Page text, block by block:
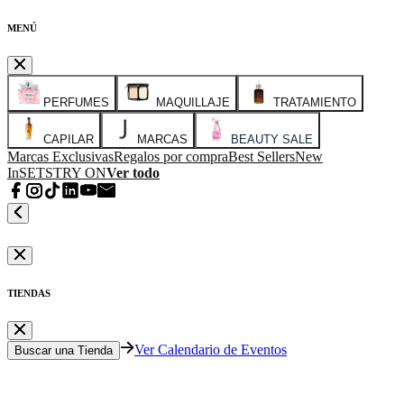
MENÚ
PERFUMES MAQUILLAJE TRATAMIENTO
CAPILAR MARCAS BEAUTY SALE
Marcas ExclusivasRegalos por compraBest SellersNew
InSETSTRY ONVer todo
TIENDAS
Buscar una Tienda Ver Calendario de Eventos